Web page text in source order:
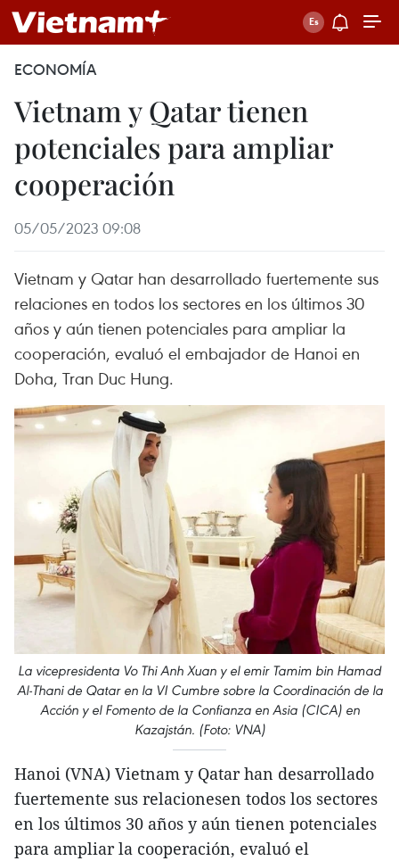
ECONOMÍA
Vietnam y Qatar tienen
potenciales para ampliar
cooperación
05/05/2023 09:08
Vietnam y Qatar han desarrollado fuertemente sus
relaciones en todos los sectores en los últimos 30
años y aún tienen potenciales para ampliar la
cooperación, evaluó el embajador de Hanoi en
Doha, Tran Duc Hung.
La vicepresidenta Vo Thi Anh Xuan y el emir Tamim bin Hamad
Al-Thani de Qatar en la VI Cumbre sobre la Coordinación de la
Acción y el Fomento de la Confianza en Asia (CICA) en
Kazajstán. (Foto: VNA)
Hanoi (VNA) Vietnam y Qatar han desarrollado
fuertemente sus relacionesen todos los sectores
en los últimos 30 años y aún tienen potenciales
para ampliar la cooperación, evaluó el